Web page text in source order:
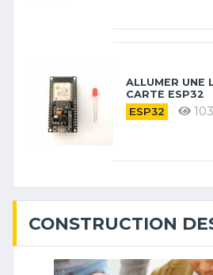
ALLUMER UNE
CARTE ESP32
ESP32
CONSTRUCTION